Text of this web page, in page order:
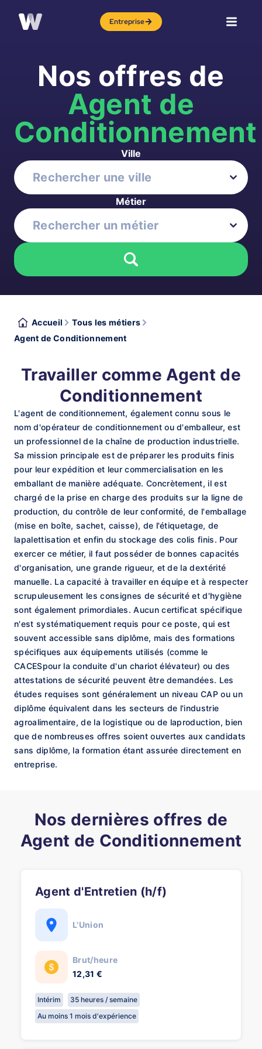
Entreprise
Nos offres de
Agent de
Conditionnement
Ville
Métier
Accueil
Tous les métiers
Agent de Conditionnement
Travailler comme Agent de
Conditionnement
L'agent de conditionnement, également connu sous le
nom d'opérateur de conditionnement ou d'emballeur, est
un professionnel de la chaîne de production industrielle.
Sa mission principale est de préparer les produits finis
pour leur expédition et leur commercialisation en les
emballant de manière adéquate. Concrètement, il est
chargé de la prise en charge des produits sur la ligne de
production, du contrôle de leur conformité, de l'emballage
(mise en boîte, sachet, caisse), de l'étiquetage, de
lapalettisation et enfin du stockage des colis finis. Pour
exercer ce métier, il faut posséder de bonnes capacités
d'organisation, une grande rigueur, et de la dextérité
manuelle. La capacité à travailler en équipe et à respecter
scrupuleusement les consignes de sécurité et d'hygiène
sont également primordiales. Aucun certificat spécifique
n'est systématiquement requis pour ce poste, qui est
souvent accessible sans diplôme, mais des formations
spécifiques aux équipements utilisés (comme le
CACESpour la conduite d'un chariot élévateur) ou des
attestations de sécurité peuvent être demandées. Les
études requises sont généralement un niveau CAP ou un
diplôme équivalent dans les secteurs de l'industrie
agroalimentaire, de la logistique ou de laproduction, bien
que de nombreuses offres soient ouvertes aux candidats
sans diplôme, la formation étant assurée directement en
entreprise.
Nos dernières offres de
Agent de Conditionnement
Agent d'Entretien (h/f)
L'Union
Brut/heure
12,31 €
Intérim
35 heures / semaine
Au moins 1 mois d'expérience